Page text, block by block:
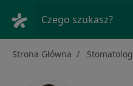
Czego szukasz?
Strona Główna Stomatolog